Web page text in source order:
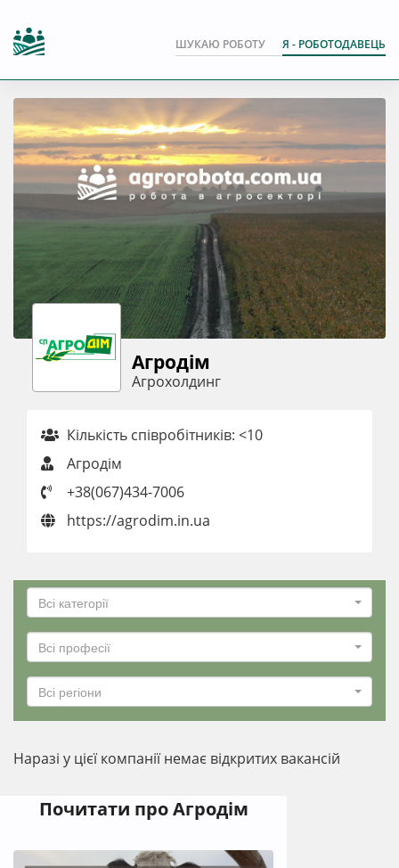
ШУКАЮ РОБОТУ Я - РОБОТОДАВЕЦЬ
Агродім
Агрохолдинг
Кількість співробітників: <10
Агродім
+38(067)434-7006
https://agrodim.in.ua
Всі категорії
Всі професії
Всі регіони
Наразі у цієї компанії немає відкритих вакансій
Почитати про Агродім